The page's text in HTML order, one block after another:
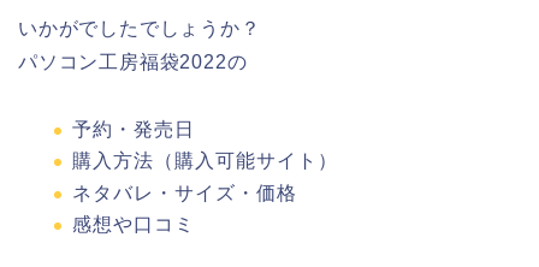
いかがでしたでしょうか？
パソコン工房福袋2022の
予約・発売日
購入方法（購入可能サイト）
ネタバレ・サイズ・価格
感想や口コミ